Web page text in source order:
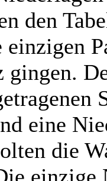
den
einzigen
gingen.
eine
die